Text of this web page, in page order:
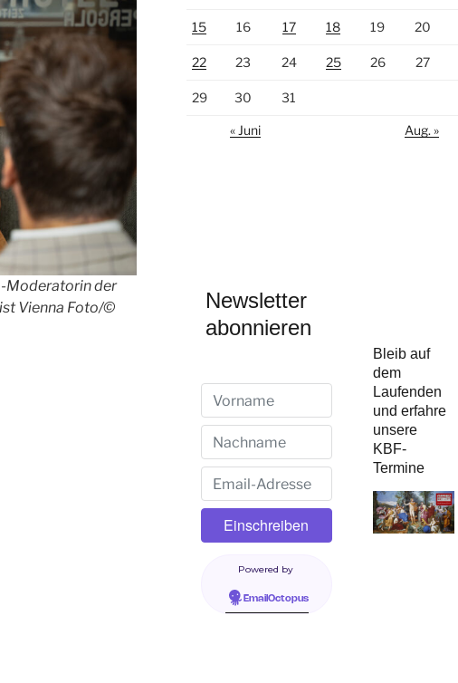
Moderatorin der
Vienna Foto/©
15 16 17 18 19 20
22 23 24 25 26 27
29 30 31
« Juni Aug. »
Newsletter
abonnieren
Powered by
EmailOctopus
Bleib auf
dem
Laufenden
und erfahre
unsere
KBF-
Termine